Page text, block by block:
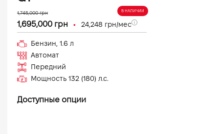
В НАЛИЧИИ
1,745,000грн
1,695,000 грн • 24,248 грн/мес
Бензин, 1.6 л
Автомат
Передний
Мощность 132 (180) л.с.
Доступные опции